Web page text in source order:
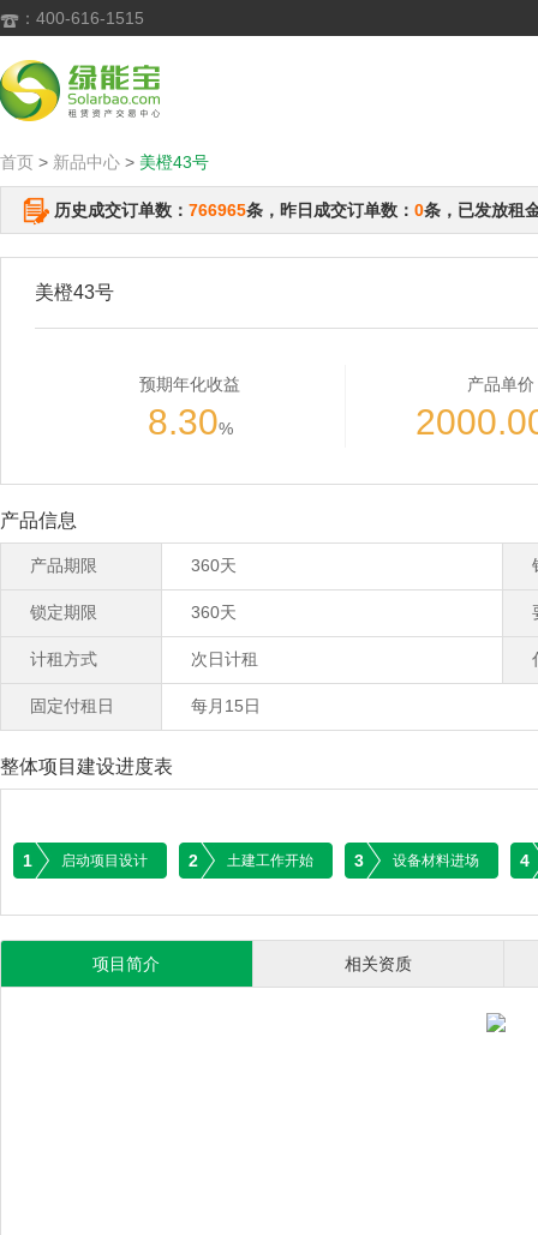
 ：400-616-1515
首页 > 新品中心 > 美橙43号
历史成交订单数： 766965条，昨日成交订单数： 0条，已发放租
美橙43号
预期年化收益
8.30%
产品单价
产品信息
产品期限 360天
锁定期限 360天
计租方式 次日计租
固定付租日 每月15日
整体项目建设进度表
1 启动项目设计 2 土建工作开始 3 设备材料进场 4
项目简介 相关资质